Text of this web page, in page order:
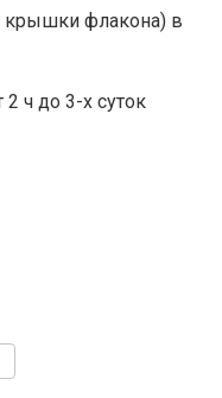
крышки флакона) в
2 ч до 3-х суток